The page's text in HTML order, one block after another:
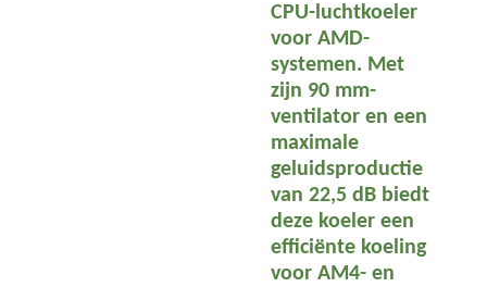
CPU-luchtkoeler
voor AMD-
systemen. Met
zijn 90 mm-
ventilator en een
maximale
geluidsproductie
van 22,5 dB biedt
deze koeler een
efficiënte koeling
voor AM4- en